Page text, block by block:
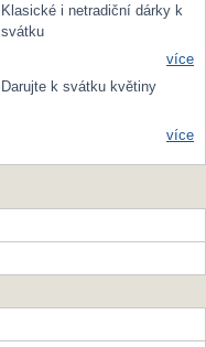
Klasické i netradiční dárky k
svátku
více
Darujte k svátku květiny
více